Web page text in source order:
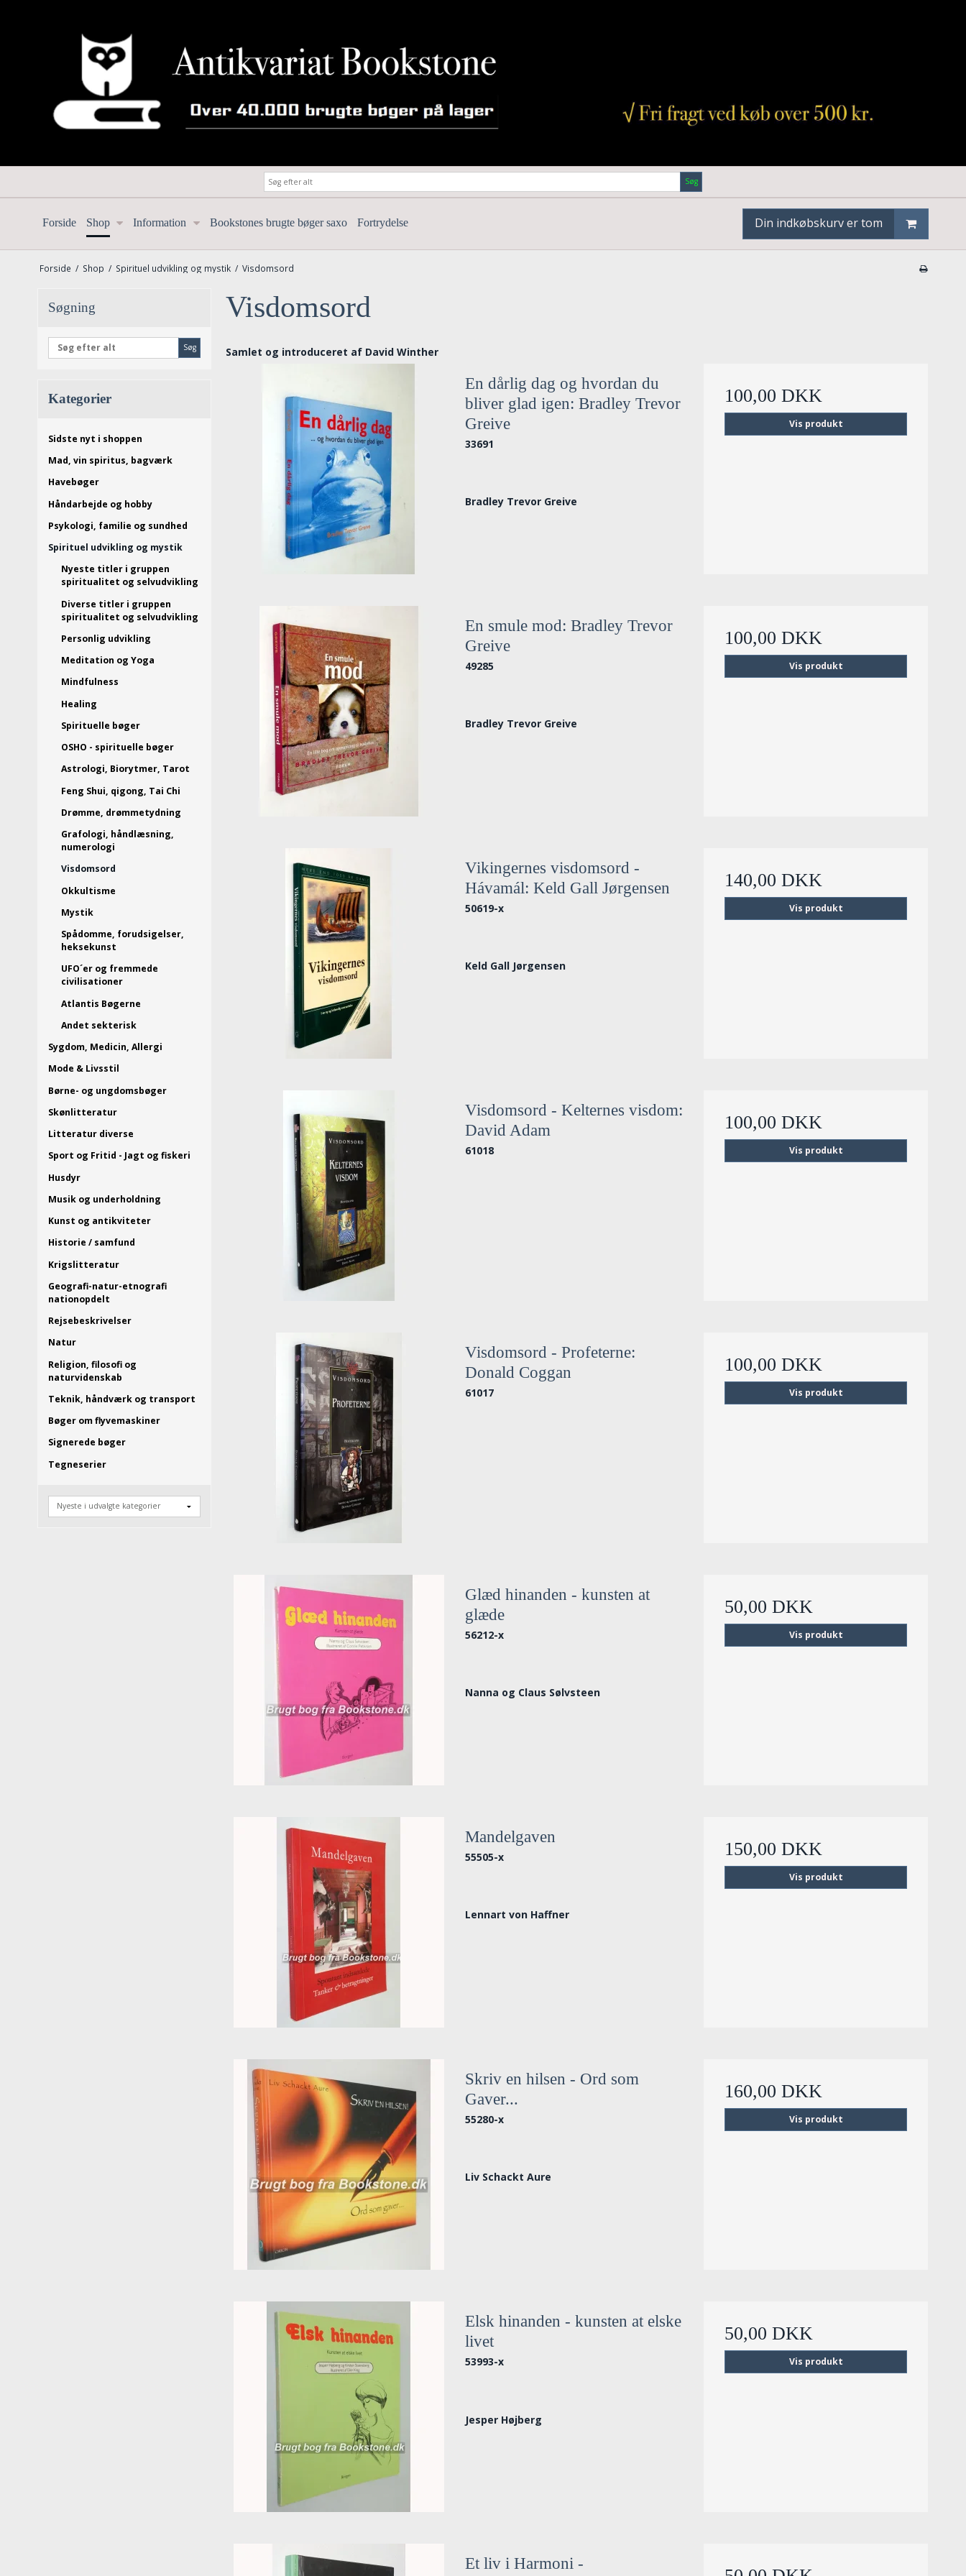
Søg
Forside Shop Information Bookstones brugte bøger saxo Fortrydelse Din indkøbskurv er tom
Forside / Shop / Spirituel udvikling og mystik / Visdomsord
Søgning
Søg
Kategorier
Sidste nyt i shoppen
Mad, vin spiritus, bagværk
Havebøger
Håndarbejde og hobby
Psykologi, familie og sundhed
Spirituel udvikling og mystik
Nyeste titler i gruppen
spiritualitet og selvudvikling
Diverse titler i gruppen
spiritualitet og selvudvikling
Personlig udvikling
Meditation og Yoga
Mindfulness
Healing
Spirituelle bøger
OSHO - spirituelle bøger
Astrologi, Biorytmer, Tarot
Feng Shui, qigong, Tai Chi
Drømme, drømmetydning
Grafologi, håndlæsning,
numerologi
Visdomsord
Okkultisme
Mystik
Spådomme, forudsigelser,
heksekunst
UFO´er og fremmede
civilisationer
Atlantis Bøgerne
Andet sekterisk
Sygdom, Medicin, Allergi
Mode & Livsstil
Børne- og ungdomsbøger
Skønlitteratur
Litteratur diverse
Sport og Fritid - Jagt og fiskeri
Husdyr
Musik og underholdning
Kunst og antikviteter
Historie / samfund
Krigslitteratur
Geografi-natur-etnografi
nationopdelt
Rejsebeskrivelser
Natur
Religion, filosofi og
naturvidenskab
Teknik, håndværk og transport
Bøger om flyvemaskiner
Signerede bøger
Tegneserier
Visdomsord
Samlet og introduceret af David Winther
En dårlig dag og hvordan du
bliver glad igen: Bradley Trevor
Greive
33691
Bradley Trevor Greive
100,00 DKK
Vis produkt
En smule mod: Bradley Trevor
Greive
49285
Bradley Trevor Greive
100,00 DKK
Vis produkt
Vikingernes visdomsord -
Hávamál: Keld Gall Jørgensen
50619-x
Keld Gall Jørgensen
140,00 DKK
Vis produkt
Visdomsord - Kelternes visdom:
David Adam
61018
100,00 DKK
Vis produkt
Visdomsord - Profeterne:
Donald Coggan
61017
100,00 DKK
Vis produkt
Glæd hinanden - kunsten at
glæde
56212-x
Nanna og Claus Sølvsteen
50,00 DKK
Vis produkt
Mandelgaven
55505-x
Lennart von Haffner
150,00 DKK
Vis produkt
Skriv en hilsen - Ord som
Gaver...
55280-x
Liv Schackt Aure
160,00 DKK
Vis produkt
Elsk hinanden - kunsten at elske
livet
53993-x
Jesper Højberg
50,00 DKK
Vis produkt
Et liv i Harmoni -